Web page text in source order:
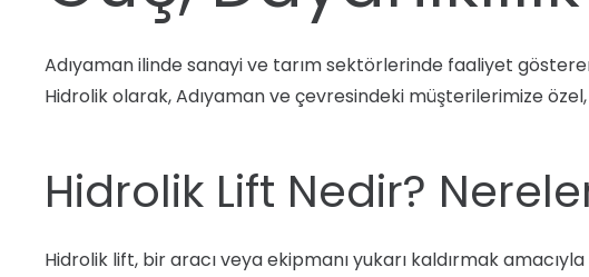
Adıyaman ilinde sanayi ve tarım sektörlerinde faaliyet
Hidrolik olarak, Adıyaman ve çevresindeki müşterilerimize
Hidrolik Lift Nedir?
Hidrolik lift, bir aracı veya ekipmanı yukarı kaldırmak